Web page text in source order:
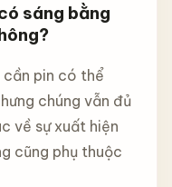
sáng bằng
pin có thể
chúng vẫn đủ
về sự xuất hiện
cũng phụ thuộc